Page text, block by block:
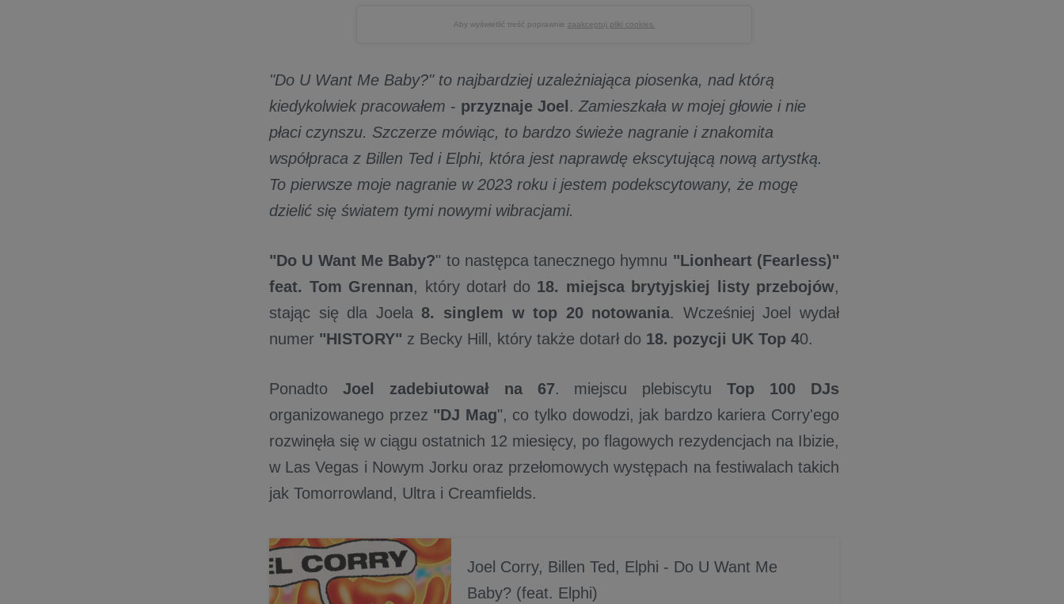
Aby wyświetlić treść poprawnie zaakceptuj pliki cookies.
"Do U Want Me Baby?" to najbardziej uzależniająca piosenka, nad którą
kiedykolwiek pracowałem - przyznaje Joel . Zamieszkała w mojej głowie i nie
płaci czynszu. Szczerze mówiąc, to bardzo świeże nagranie i znakomita
współpraca z Billen Ted i Elphi, która jest naprawdę ekscytującą nową artystką.
To pierwsze moje nagranie w 2023 roku i jestem podekscytowany, że mogę
dzielić się światem tymi nowymi wibracjami.
"Do U Want Me Baby?" to następca tanecznego hymnu "Lionheart (Fearless)"
feat. Tom Grennan, który dotarł do 18. miejsca brytyjskiej listy przebojów,
stając się dla Joela8. singlem w top 20 notowania. Wcześniej Joel wydał
numer "HISTORY" z Becky Hill, który także dotarł do 18. pozycji UK Top 40.
Ponadto Joel zadebiutował na 67. miejscu plebiscytuTop 100 DJs
organizowanego przez "DJ Mag", co tylko dowodzi, jak bardzo kariera Corry'ego
rozwinęła się w ciągu ostatnich 12 miesięcy, po flagowych rezydencjach na Ibizie,
w Las Vegas i Nowym Jorku oraz przełomowych występach na festiwalach takich
jak Tomorrowland, Ultra i Creamfields.
Joel Corry, Billen Ted, Elphi - Do U Want Me
Baby? (feat. Elphi)